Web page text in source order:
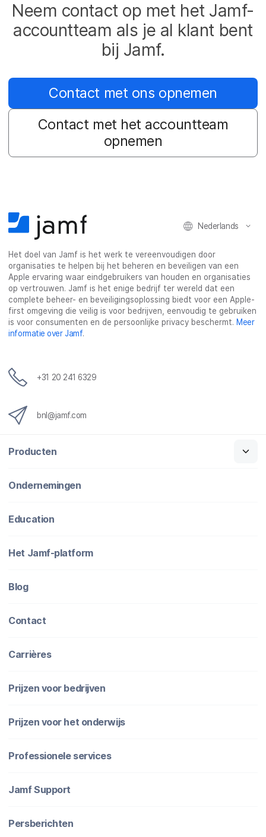
Neem contact op met het Jamf-
accountteam als je al klant bent
bij Jamf.
Contact met ons opnemen
Contact met het accountteam
opnemen
Nederlands
Het doel van Jamf is het werk te vereenvoudigen door
organisaties te helpen bij het beheren en beveiligen van een
Apple ervaring waar eindgebruikers van houden en organisaties
op vertrouwen. Jamf is het enige bedrijf ter wereld dat een
complete beheer- en beveiligingsoplossing biedt voor een Apple-
first omgeving die veilig is voor bedrijven, eenvoudig te gebruiken
is voor consumenten en de persoonlijke privacy beschermt. Meer
informatie over Jamf.
+31 20 241 6329
bnl@jamf.com
Producten
Ondernemingen
Education
Het Jamf-platform
Blog
Contact
Carrières
Prijzen voor bedrijven
Prijzen voor het onderwijs
Professionele services
Jamf Support
Persberichten